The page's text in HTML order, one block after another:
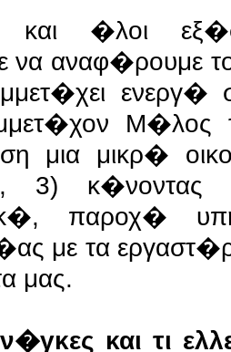
και �λοι
αναφ�ρουμε
ενεργ�
μια μικρ�
3) κ�νοντας
παροχ�
με τα
μας.
και τι